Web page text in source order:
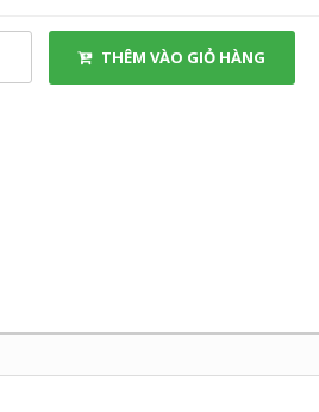
THÊM VÀO GIỎ HÀNG